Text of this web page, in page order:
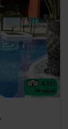
4.1/5
39 opinii